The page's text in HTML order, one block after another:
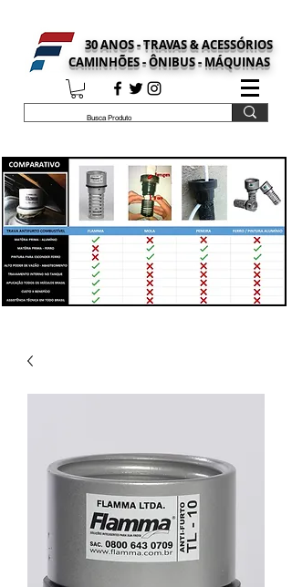
30 ANOS - TRAVAS & ACESSÓRIOS
CAMINHÕES - ÔNIBUS - MÁQUINAS